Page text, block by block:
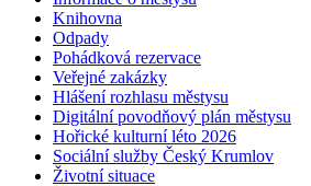
Knihovna
Odpady
Pohádková rezervace
Veřejné zakázky
Hlášení rozhlasu městysu
Digitální povodňový plán městysu
Hořické kulturní léto 2026
Sociální služby Český Krumlov
Životní situace